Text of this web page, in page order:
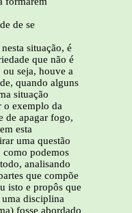
de se
situação, é
que não é
ou seja, houve a
quando alguns
situação
o exemplo da
de apagar fogo,
esta
uma questão
como podemos
analisando
que compõe
isto e propôs que
uma disciplina
fosse abordado